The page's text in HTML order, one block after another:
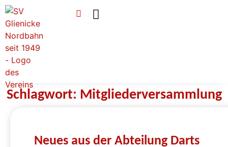
Schlagwort: Mitgliederversammlung
Neues aus der Abteilung Darts